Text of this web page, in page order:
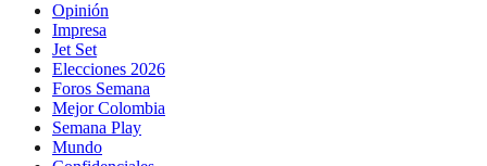
Opinión
Impresa
Jet Set
Elecciones 2026
Foros Semana
Mejor Colombia
Semana Play
Mundo